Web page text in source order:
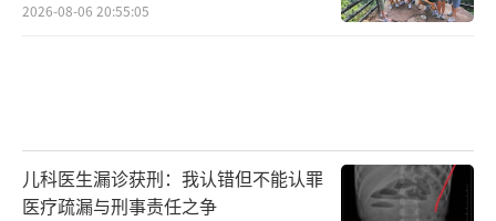
2026-08-06 20:55:05
儿科医生漏诊获刑：我认错但不能认罪
医疗疏漏与刑事责任之争